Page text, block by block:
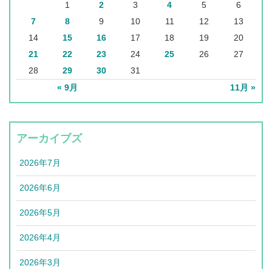
« 9月 11月 »
1 2 3 4 5
6
7
8 9 10 11 12
13
14
15 16 17 18 19
20
21
22 23 24 25 26
27
28
29 30 31
アーカイブズ
2026年7月
2026年6月
2026年5月
2026年4月
2026年3月